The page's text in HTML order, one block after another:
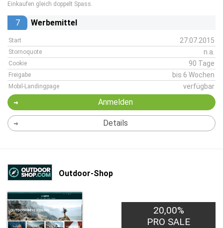
Einkaufen gleich doppelt Spass.
7 Werbemittel
Start 27.07.2015
Stornoquote n.a.
Cookie 90 Tage
Freigabe bis 6 Wochen
Mobil-Landingpage verfügbar
Anmelden
Details
Outdoor-Shop
20,00%
PRO SALE